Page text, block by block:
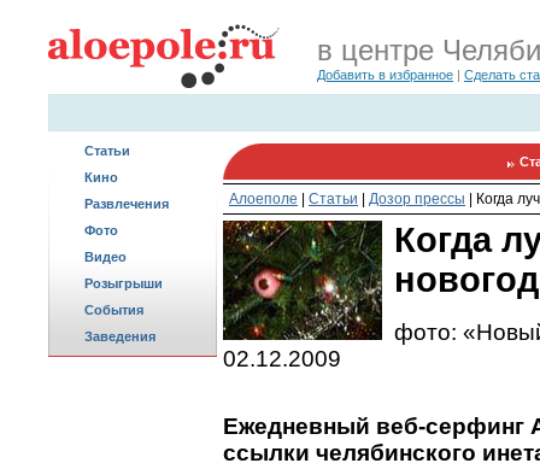
в центре
Добавить в избранное | Сделать
Статьи
Кино
Развлечения
Фото
Видео
Розыгрыши
События
Заведения
Алоеполе Статьи Дозор прессы Когда
Когда
фото:
02.12.2009
Ежедневный веб-серфинг
ссылки челябинского